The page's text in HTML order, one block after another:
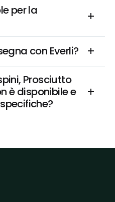
per la
con Everli?
Prosciutto
è disponibile e